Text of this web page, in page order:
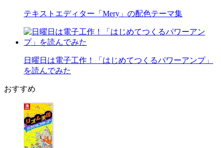
テキストエディター「Mery」の配色テーマ集
日曜日は電子工作！「はじめてつくるパワーアンプ」
を読んでみた
おすすめ